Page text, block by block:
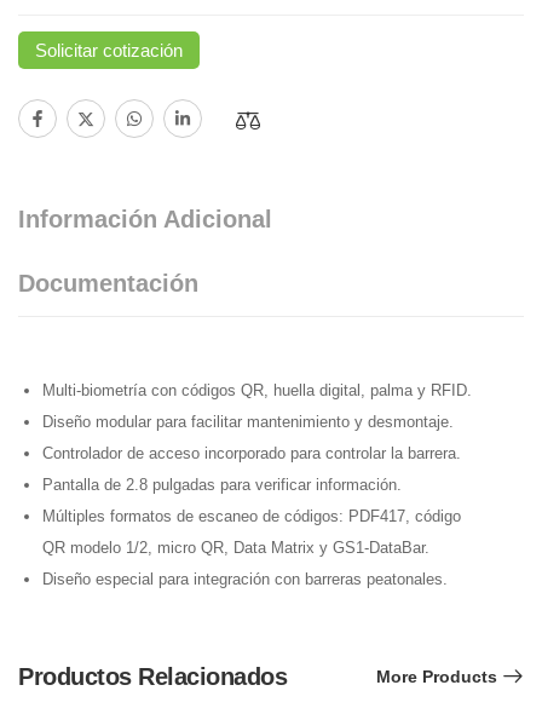
Solicitar cotización
Información Adicional
Documentación
Multi-biometría con códigos QR, huella digital, palma y RFID.
Diseño modular para facilitar mantenimiento y desmontaje.
Controlador de acceso incorporado para controlar la barrera.
Pantalla de 2.8 pulgadas para verificar información.
Múltiples formatos de escaneo de códigos: PDF417, código
QR modelo 1/2, micro QR, Data Matrix y GS1-DataBar.
Diseño especial para integración con barreras peatonales.
Productos Relacionados More Products